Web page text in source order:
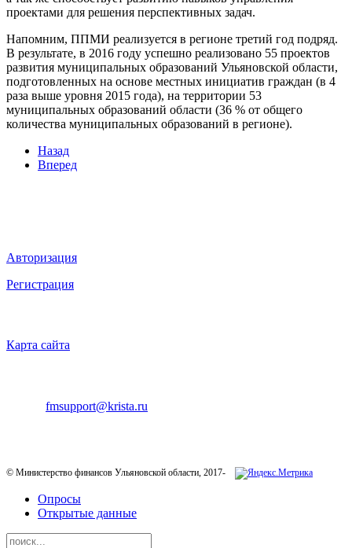
проектами для решения перспективных задач.
Напомним, ППМИ реализуется в регионе третий год подряд.
В результате, в 2016 году успешно реализовано 55 проектов
развития муниципальных образований Ульяновской области,
подготовленных на основе местных инициатив граждан (в 4
раза выше уровня 2015 года), на территории 53
муниципальных образований области (36 % от общего
количества муниципальных образований в регионе).
Назад
Вперед
Авторизация
Регистрация
Карта сайта
fmsupport@krista.ru
© Министерство финансов Ульяновской области, 2017-
Опросы
Открытые данные